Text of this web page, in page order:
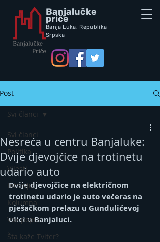
Banjalučke
priče
Banja Luka, Republika
Srpska
Post
Svi članci
Politika
Vijesti
Intervju
Kolumna
Vox populi
Šta kaže Tviter?
Svi članci
Nesreća u centru Banjaluke:
Dvije djevojčice na trotinetu
udario auto
Dvije djevojčice na električnom
trotinetu udario je auto večeras na
pješačkom prelazu u Gundulićevoj
ulici u Banjaluci.